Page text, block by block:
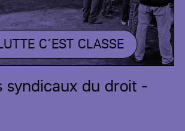
C’EST CLASSE
syndicaux du droit -